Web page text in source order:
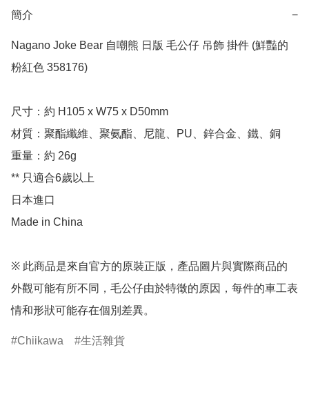
簡介 −
Nagano Joke Bear 自嘲熊 日版 毛公仔 吊飾 掛件 (鮮豔的
粉紅色 358176)
尺寸：約 H105 x W75 x D50mm
材質：聚酯纖維、聚氨酯、尼龍、PU、鋅合金、鐵、銅
重量：約 26g
** 只適合6歲以上
日本進口
Made in China
※ 此商品是來自官方的原裝正版，產品圖片與實際商品的
外觀可能有所不同，毛公仔由於特徵的原因，每件的車工表
情和形狀可能存在個別差異。
Chiikawa 生活雜貨